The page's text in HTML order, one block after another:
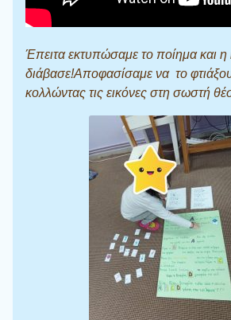
Έπειτα εκτυπώσαμε το ποίημα και η
διάβασε!Αποφασίσαμε να το
κολλώντας τις εικόνες στη σωστή